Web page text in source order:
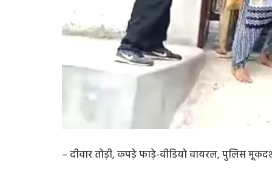
– दीवार तोड़ी, कपड़े फाड़े-वीडियो वायरल, पुलिस